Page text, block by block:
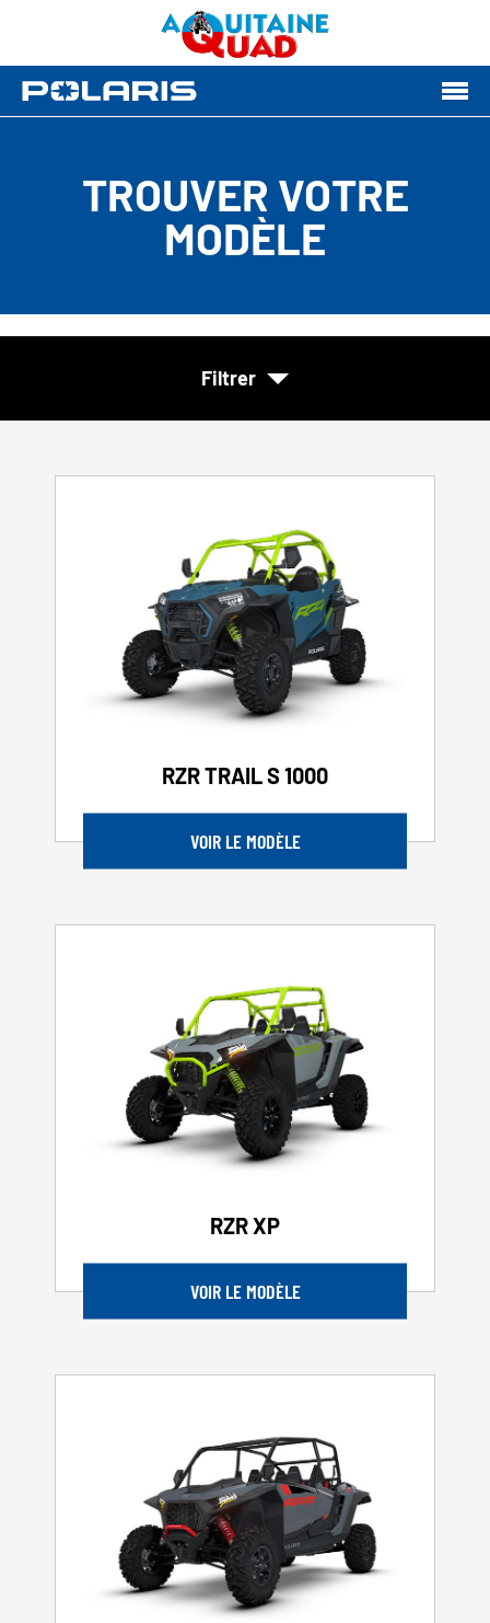
TROUVER VOTRE
MODÈLE
Filtrer
RZR TRAIL S 1000
VOIR LE MODÈLE
RZR XP
VOIR LE MODÈLE